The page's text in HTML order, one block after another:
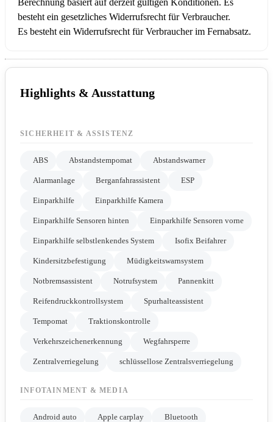
Berechnung basiert auf derzeit gültigen Konditionen. Es
besteht ein gesetzliches Widerrufsrecht für Verbraucher.
Es besteht ein Widerrufsrecht für Verbraucher im Fernabsatz.
Highlights & Ausstattung
SICHERHEIT & ASSISTENZ
ABS Abstandstempomat Abstandswarner
Alarmanlage Berganfahrassistent ESP
Einparkhilfe Einparkhilfe Kamera
Einparkhilfe Sensoren hinten Einparkhilfe Sensoren vorne
Einparkhilfe selbstlenkendes System Isofix Beifahrer
Kindersitzbefestigung Müdigkeitswarnsystem
Notbremsassistent Notrufsystem Pannenkitt
Reifendruckkontrollsystem Spurhalteassistent
Tempomat Traktionskontrolle
Verkehrszeichenerkennung Wegfahrsperre
Zentralverriegelung schlüssellose Zentralsverriegelung
INFOTAINMENT & MEDIA
Android auto Apple carplay Bluetooth